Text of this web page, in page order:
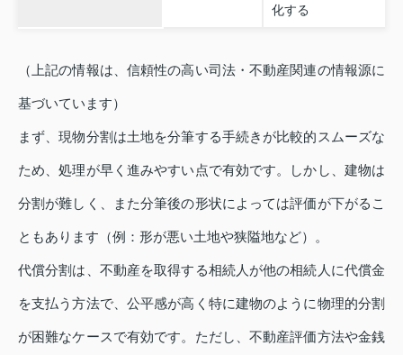
化する
（上記の情報は、信頼性の高い司法・不動産関連の情報源に
基づいています）
まず、現物分割は土地を分筆する手続きが比較的スムーズな
ため、処理が早く進みやすい点で有効です。しかし、建物は
分割が難しく、また分筆後の形状によっては評価が下がるこ
ともあります（例：形が悪い土地や狭隘地など）。
代償分割は、不動産を取得する相続人が他の相続人に代償金
を支払う方法で、公平感が高く特に建物のように物理的分割
が困難なケースで有効です。ただし、不動産評価方法や金銭